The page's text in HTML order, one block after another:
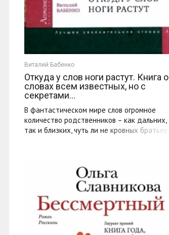
Виталий Бабенко
Откуда у слов ноги растут. Книга о
словах всем известных, но с
секретами...
В фантастическом мире слов огромное
количество родственников – как дальних,
так и близких, чуть ли не кровных братьев